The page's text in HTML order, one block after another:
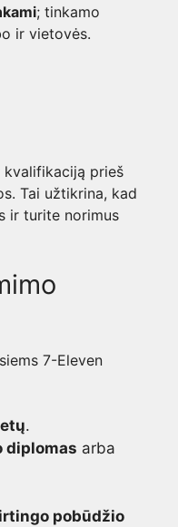
; tinkamo
ir vietovės.
kvalifikaciją prieš
Tai užtikrina, kad
ir turite norimus
7-Eleven
.
diplomas arba
pobūdžio